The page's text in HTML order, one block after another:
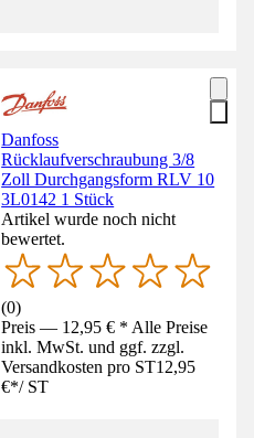
Danfoss
Rücklaufverschraubung 3/8
Zoll Durchgangsform RLV 10
3L0142 1 Stück
Artikel wurde noch nicht
bewertet.
(0)
Preis — 12,95 € * Alle Preise
inkl. MwSt. und ggf. zzgl.
Versandkosten pro ST12,95
€*/ ST